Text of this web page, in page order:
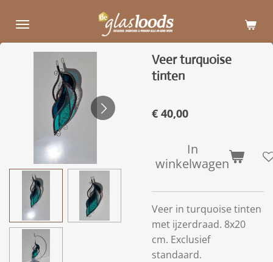
direct
naar
hoofdinhoud
Veer turquoise
tinten
€ 40,00
In
winkelwagen
Veer in turquoise tinten
met ijzerdraad. 8x20
cm. Exclusief
standaard.